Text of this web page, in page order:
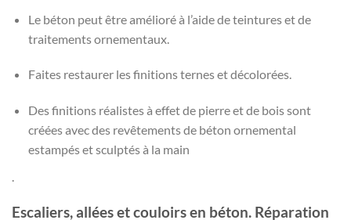
Le béton peut être amélioré à l’aide de teintures et de
traitements ornementaux.
Faites restaurer les finitions ternes et décolorées.
Des finitions réalistes à effet de pierre et de bois sont
créées avec des revêtements de béton ornemental
estampés et sculptés à la main
Escaliers, allées et couloirs en béton. Réparation